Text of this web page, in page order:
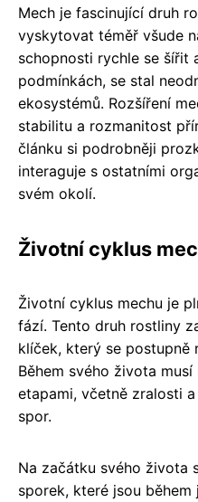
Mech je fascinující druh
vyskytovat téměř všude
schopnosti rychle se šířit
podmínkách, se stal
ekosystémů. Rozšíření
stabilitu a rozmanitost
článku si podrobněji
interaguje s ostatními
svém okolí.
Životní cyklus
Životní cyklus mechu je
fází. Tento druh rostliny
klíček, který se postupně
Během svého života
etapami, včetně zralosti
spor.
Na začátku svého života
sporek, které jsou